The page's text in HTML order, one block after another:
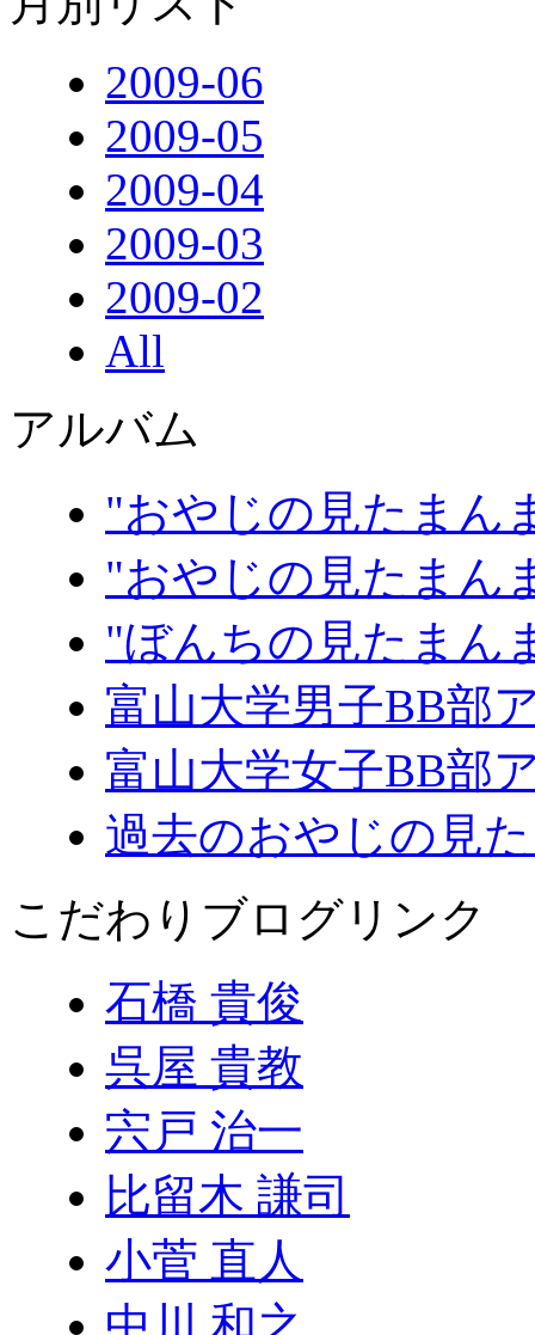
2009-06
2009-05
2009-04
2009-03
2009-02
All
アルバム
"おやじの見たまん
"おやじの見たまん
"ぼんちの見たまん
富山大学男子BB部
富山大学女子BB部
過去のおやじの見
こだわりブログリンク
石橋 貴俊
呉屋 貴教
宍戸 治一
比留木 謙司
小菅 直人
中川 和之